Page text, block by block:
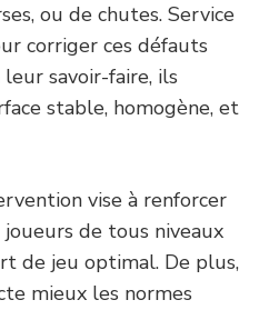
ou de chutes. Service
corriger ces défauts
savoir-faire, ils
stable, homogène, et
vise à renforcer
de tous niveaux
de jeu optimal. De plus,
mieux les normes